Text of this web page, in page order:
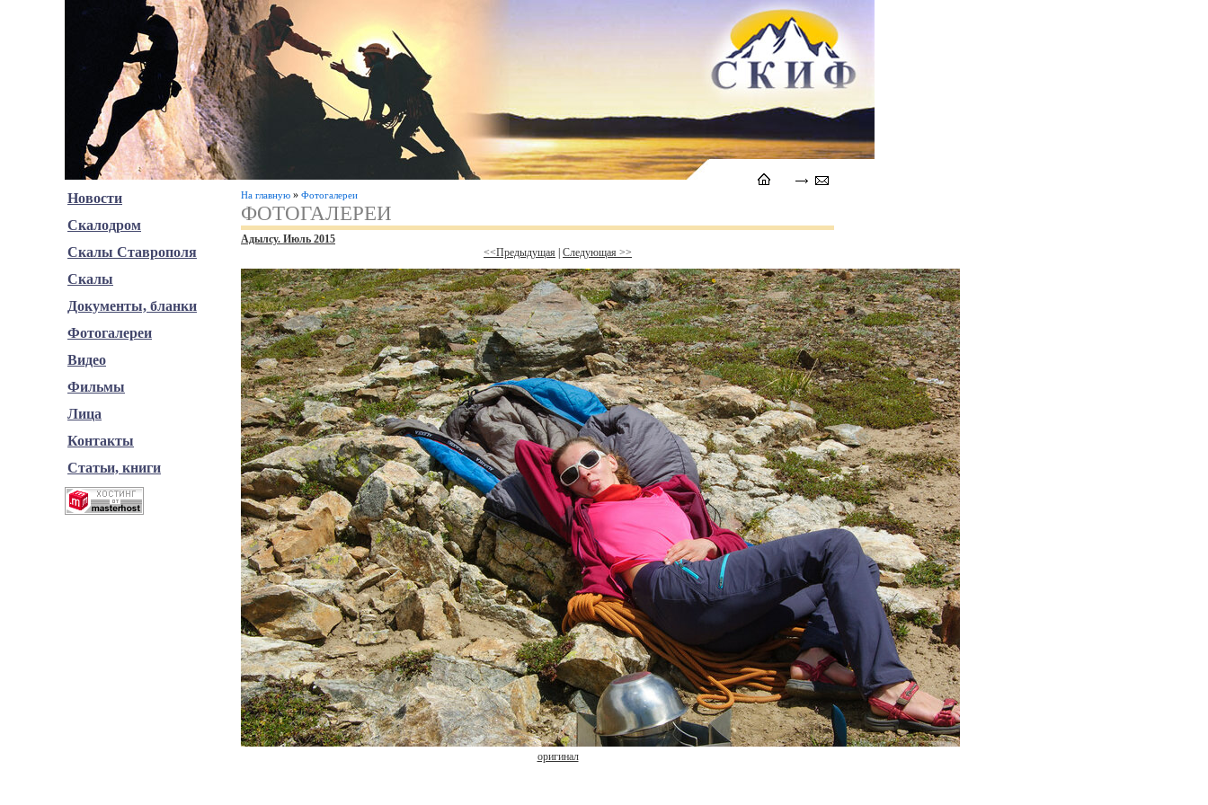
На главную » Фотогалереи
ФОТОГАЛЕРЕИ
Адылсу. Июль 2015
<<Предыдущая
Следующая >>
оригинал
Новости
Скалодром
Скалы Ставрополя
Скалы
Документы, бланки
Фотогалереи
Видео
Фильмы
Лица
Контакты
Статьи, книги